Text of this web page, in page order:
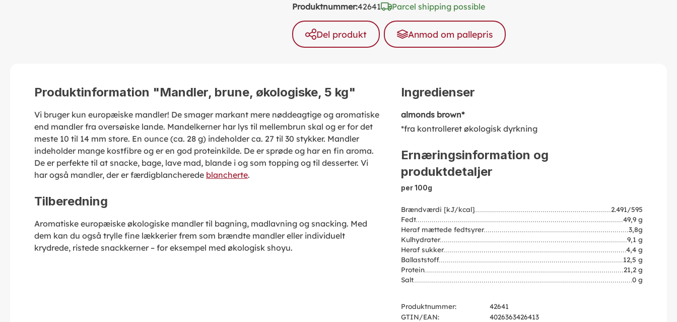
Produktnummer:42641 Parcel shipping possible
Del produkt Anmod om pallepris
Produktinformation "Mandler, brune, økologiske, 5 kg"
Vi bruger kun europæiske mandler! De smager markant mere nøddeagtige og aromatiske
end mandler fra oversøiske lande. Mandelkerner har lys til mellembrun skal og er for det
meste 10 til 14 mm store. En ounce (ca. 28 g) indeholder ca. 27 til 30 stykker. Mandler
indeholder mange kostfibre og er en god proteinkilde. De er sprøde og har en fin aroma.
De er perfekte til at snacke, bage, lave mad, blande i og som topping og til desserter. Vi
har også mandler, der er færdigblancherede blancherte.
Tilberedning
Aromatiske europæiske økologiske mandler til bagning, madlavning og snacking. Med
dem kan du også trylle fine lækkerier frem som brændte mandler eller individuelt
krydrede, ristede snackkerner – for eksempel med økologisk shoyu.
Ingredienser
almonds brown*
*fra kontrolleret økologisk dyrkning
Ernæringsinformation og
produktdetaljer
per 100g
Brændværdi [kJ/kcal]
2.491/595
Fedt
49,9 g
Heraf mættede fedtsyrer
3,8g
Kulhydrater
9,1 g
Heraf sukker
4,4 g
Ballaststoff
12,5 g
Protein
21,2 g
Salt
0 g
Produktnummer:
42641
GTIN/EAN:
4026363426413